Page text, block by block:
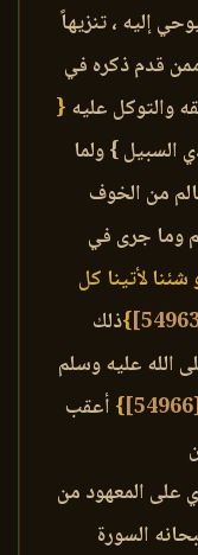
إليه ، تنزيهاً
قدم ذكره في
والتوكل عليه {
السبيل } ولما
من الخوف
وما جرى في
لأتينا كل
}ذلك
الله عليه وسلم
} أعقب
على المعهود من
السورة